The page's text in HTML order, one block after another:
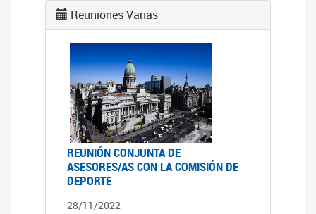
Reuniones Varias
REUNIÓN CONJUNTA DE
ASESORES/AS CON LA COMISIÓN DE
DEPORTE
28/11/2022